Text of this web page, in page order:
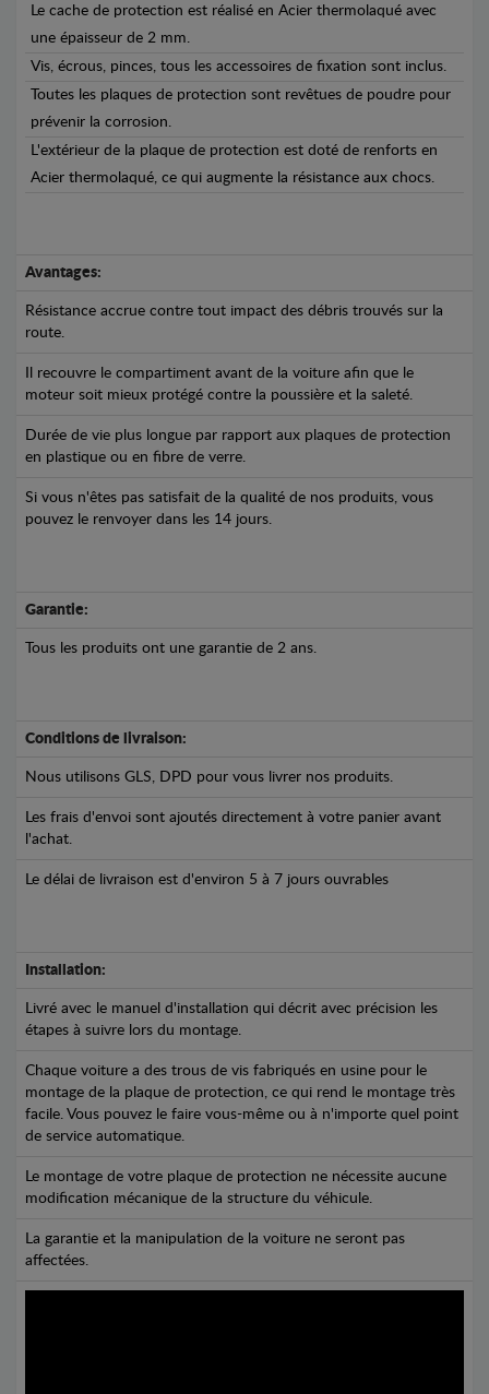
Le cache de protection est réalisé en Acier thermolaqué avec
une épaisseur de 2 mm.
Vis, écrous, pinces, tous les accessoires de fixation sont inclus.
Toutes les plaques de protection sont revêtues de poudre pour
prévenir la corrosion.
L'extérieur de la plaque de protection est doté de renforts en
Acier thermolaqué, ce qui augmente la résistance aux chocs.
Avantages:
Résistance accrue contre tout impact des débris trouvés sur la
route.
Il recouvre le compartiment avant de la voiture afin que le
moteur soit mieux protégé contre la poussière et la saleté.
Durée de vie plus longue par rapport aux plaques de protection
en plastique ou en fibre de verre.
Si vous n'êtes pas satisfait de la qualité de nos produits, vous
pouvez le renvoyer dans les 14 jours.
Garantie:
Tous les produits ont une garantie de 2 ans.
Conditions de livraison:
Nous utilisons GLS, DPD pour vous livrer nos produits.
Les frais d'envoi sont ajoutés directement à votre panier avant
l'achat.
Le délai de livraison est d'environ 5 à 7 jours ouvrables
Installation:
Livré avec le manuel d'installation qui décrit avec précision les
étapes à suivre lors du montage.
Chaque voiture a des trous de vis fabriqués en usine pour le
montage de la plaque de protection, ce qui rend le montage très
facile. Vous pouvez le faire vous-même ou à n'importe quel point
de service automatique.
Le montage de votre plaque de protection ne nécessite aucune
modification mécanique de la structure du véhicule.
La garantie et la manipulation de la voiture ne seront pas
affectées.